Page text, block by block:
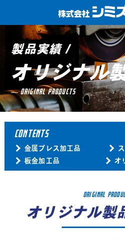
製品実績 /
オリジナル
ORIGINAL PRODUCTS
CONTENTS
金属プレス加工品
板金加工品
オ
ORIGINAL
オリジナル製